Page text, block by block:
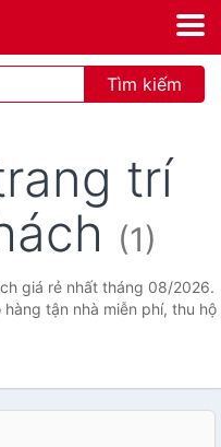
Tìm kiếm
trí
(1)
giá rẻ nhất tháng 08/2026.
tận nhà miễn phí, thu hộ